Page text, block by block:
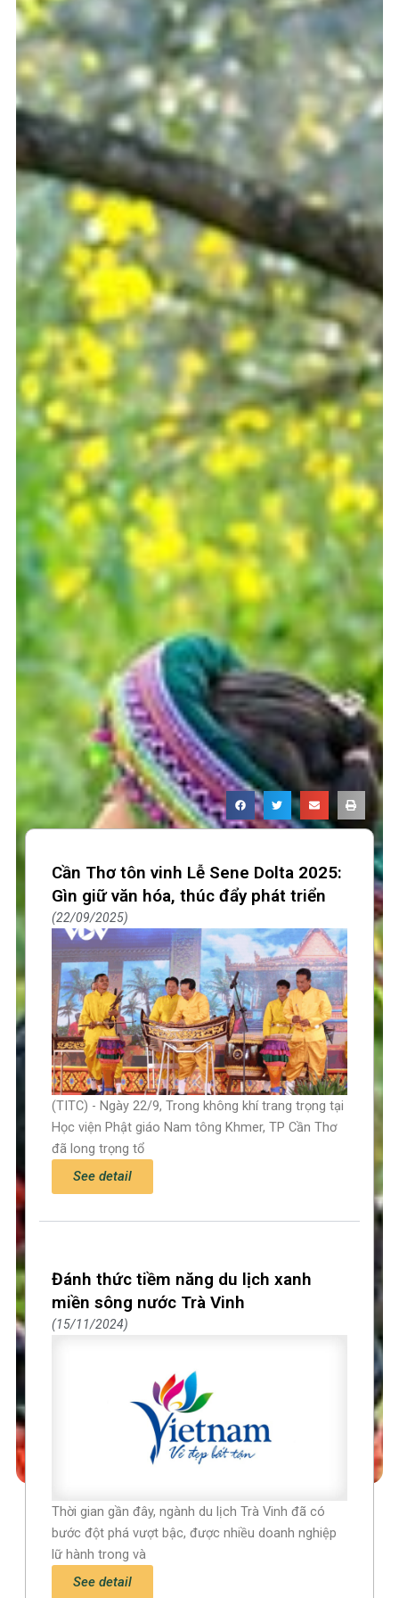
Cần Thơ tôn vinh Lễ Sene Dolta 2025:
Gìn giữ văn hóa, thúc đẩy phát triển
22/09/2025
(TITC) - Ngày 22/9, Trong không khí trang trọng tại
Học viện Phật giáo Nam tông Khmer, TP Cần Thơ
đã long trọng tổ
See detail
Đánh thức tiềm năng du lịch xanh
miền sông nước Trà Vinh
15/11/2024
Thời gian gần đây, ngành du lịch Trà Vinh đã có
bước đột phá vượt bậc, được nhiều doanh nghiệp
lữ hành trong và
See detail